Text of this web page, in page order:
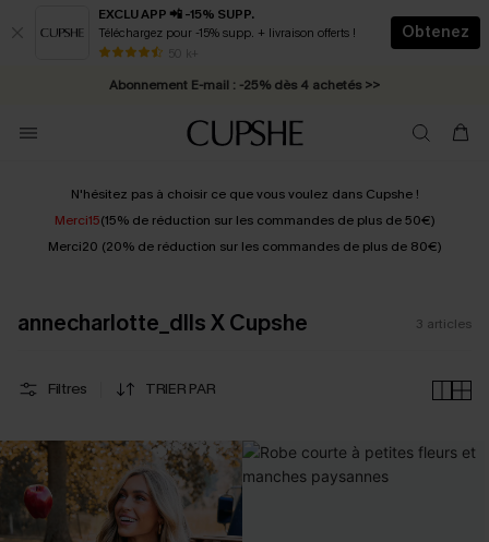
EXCLU APP 📲 -15% SUPP.
Téléchargez pour -15% supp. + livraison offerts !
50 k+
Obtenez
* Livraison éclair 2-3 jours ouvrés >>
Abonnement E-mail : -25% dès 4 achetés >>
N'hésitez pas à choisir ce que vous voulez dans Cupshe !
Merci15(15% de réduction sur les commandes de plus de 50€)
Merci20 (20% de réduction sur les commandes de plus de 80€)
annecharlotte_dlls X Cupshe 3 articles
Filtres TRIER PAR